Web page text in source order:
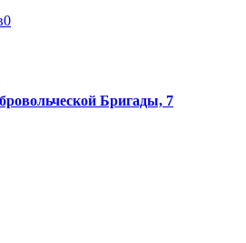
0
Бригады, 7